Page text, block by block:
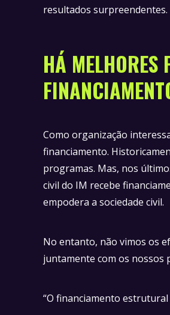
resultados surpreendentes.
HÁ MELHORES
Como organização
financiamento.
programas. Mas, nos
civil do IM recebe
empodera a sociedade civil.
No entanto, não vimos os
juntamente com os nossos
“O financiamento